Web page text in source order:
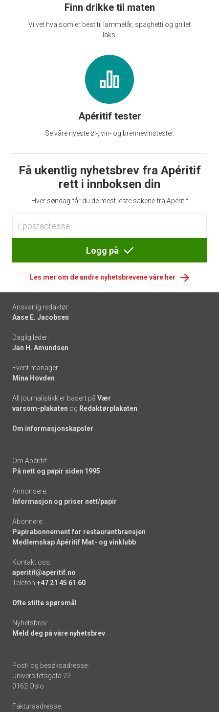
Finn drikke til maten
Vi vet hva som er best til lammelår, spaghetti og grillet
laks.
Apéritif tester
Se våre nyeste øl-, vin- og brennevinstester.
Få ukentlig nyhetsbrev fra Apéritif
rett i innboksen din
Hver søndag får du de mest leste sakene fra Apéritif
Logg på
Les mer om de andre nyhetsbrevene våre her
Footer
-
links
Ansvarlig redaktør:
Aase E. Jacobsen
Daglig leder:
Jan H. Amundsen
Event manager:
Mina Hovden
All journalistikk er basert på Vær
varsom-plakaten og Redaktørplakaten
Om informasjonskapsler
Om Apéritif:
På nett og papir siden 1995
Annonsere:
Informasjon og priser nett/papir
Abonnere:
Papirabonnement for restaurantbransjen
Medlemskap Apéritif Mat- og vinklubb
Kontakt oss:
aperitif@aperitif.no
Telefon +47 21 45 61 60
Ofte stilte spørsmål
Nyhetsbrev:
Meld deg på våre nyhetsbrev
Post- og besøksadresse:
Universitetsgata 22
0162 Oslo
Fakturaadresse: